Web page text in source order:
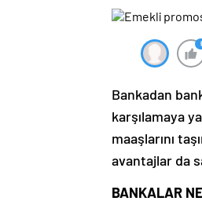
Bankadan
karşılamaya
maaşlarını
avantajlar da
BANKALAR